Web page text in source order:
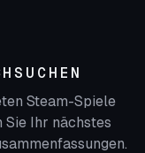
Steam-Spiele
Sie Ihr nächstes